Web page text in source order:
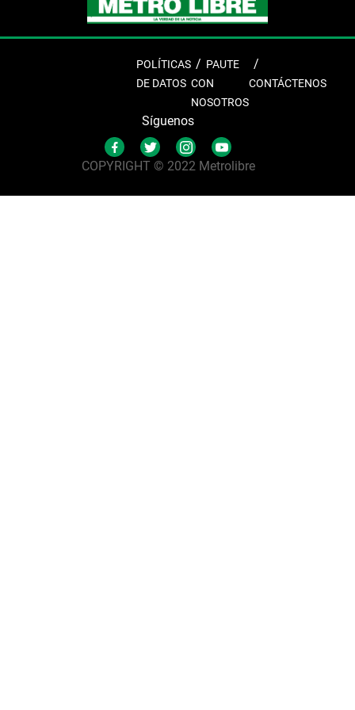
POLÍTICAS
DE DATOS
PAUTE
CON
NOSOTROS
CONTÁCTENOS
Síguenos
COPYRIGHT © 2022 Metrolibre